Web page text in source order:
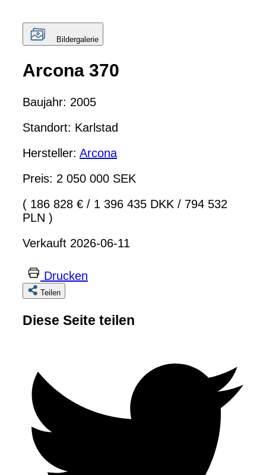
Bildergalerie
Arcona 370
Baujahr: 2005
Standort: Karlstad
Hersteller: Arcona
Preis: 2 050 000 SEK
( 186 828 € / 1 396 435 DKK / 794 532
PLN )
Verkauft 2026-06-11
Drucken
Teilen
Diese Seite teilen